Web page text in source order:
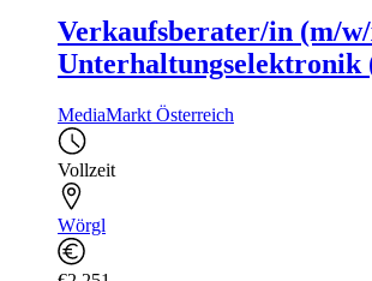
Verkaufsberater/in (m/
Unterhaltungselektronik
MediaMarkt Österreich
Vollzeit
Wörgl